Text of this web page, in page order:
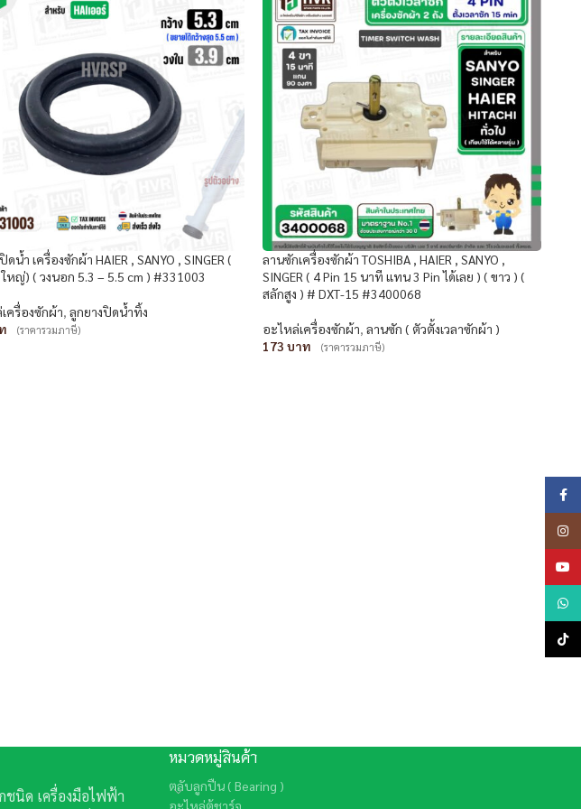
ดน้ำ เครื่องซักผ้า HAIER , SANYO , SINGER (
ใหญ่) ( วงนอก 5.3 – 5.5 cm ) #331003
ครื่องซักผ้า, ลูกยางปิดน้ำทิ้ง
(ราคารวมภาษี)
ลานซักเครื่องซักผ้า TOSHIBA , HAIER , SANYO ,
SINGER ( 4 Pin 15 นาที แทน 3 Pin ได้เลย ) ( ขาว ) (
สลักสูง ) # DXT-15 #3400068
อะไหล่เครื่องซักผ้า, ลานซัก ( ตัวตั้งเวลาซักผ้า )
173
(ราคารวมภาษี)
ชนิด เครื่องมือไฟฟ้า
หมวดหมู่สินค้า
ตลับลูกปืน ( Bearing )
อะไหล่ตู้ชาร์จ
LINE